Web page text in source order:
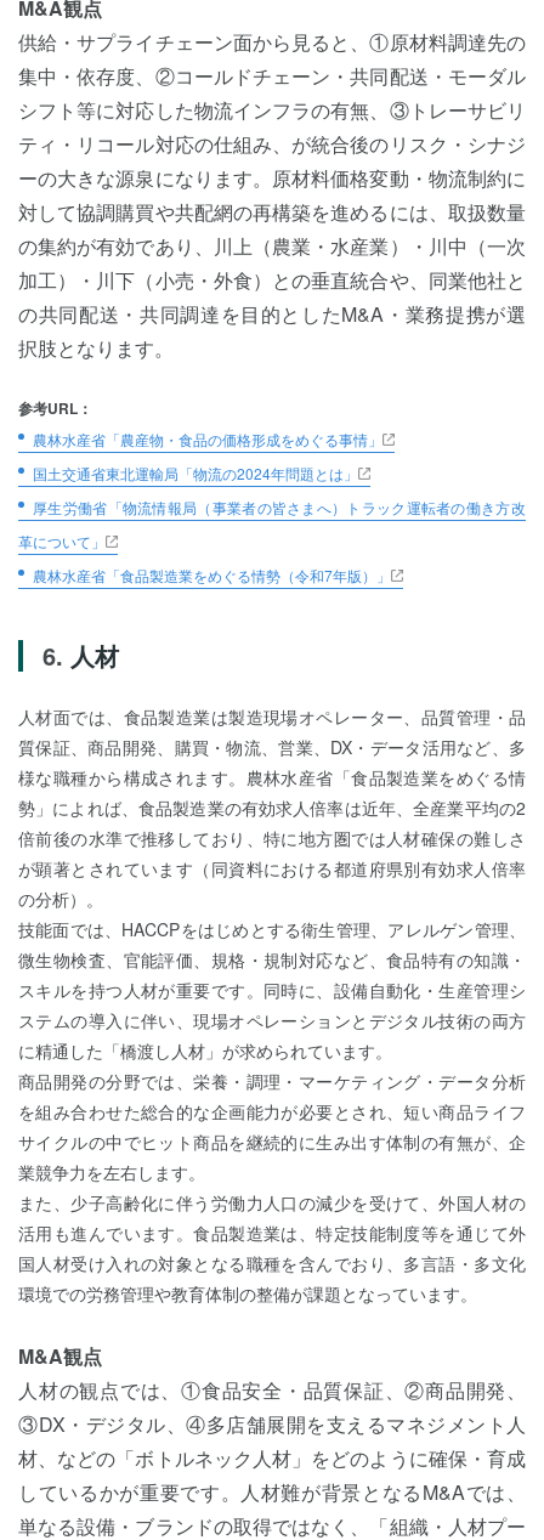
M&A観点
供給・サプライチェーン面から見ると、①原材料調達先の
集中・依存度、②コールドチェーン・共同配送・モーダル
シフト等に対応した物流インフラの有無、③トレーサビリ
ティ・リコール対応の仕組み、が統合後のリスク・シナジ
ーの大きな源泉になります。原材料価格変動・物流制約に
対して協調購買や共配網の再構築を進めるには、取扱数量
の集約が有効であり、川上（農業・水産業）・川中（一次
加工）・川下（小売・外食）との垂直統合や、同業他社と
の共同配送・共同調達を目的としたM&A・業務提携が選
択肢となります。
参考URL：
農林水産省「農産物・食品の価格形成をめぐる事情」
国土交通省東北運輸局「物流の2024年問題とは」
厚生労働省「物流情報局（事業者の皆さまへ）トラック運転者の働き方改
革について」
農林水産省「食品製造業をめぐる情勢（令和7年版）」
人材
人材面では、食品製造業は製造現場オペレーター、品質管理・品
質保証、商品開発、購買・物流、営業、DX・データ活用など、多
様な職種から構成されます。農林水産省「食品製造業をめぐる情
勢」によれば、食品製造業の有効求人倍率は近年、全産業平均の2
倍前後の水準で推移しており、特に地方圏では人材確保の難しさ
が顕著とされています（同資料における都道府県別有効求人倍率
の分析）。
技能面では、HACCPをはじめとする衛生管理、アレルゲン管理、
微生物検査、官能評価、規格・規制対応など、食品特有の知識・
スキルを持つ人材が重要です。同時に、設備自動化・生産管理シ
ステムの導入に伴い、現場オペレーションとデジタル技術の両方
に精通した「橋渡し人材」が求められています。
商品開発の分野では、栄養・調理・マーケティング・データ分析
を組み合わせた総合的な企画能力が必要とされ、短い商品ライフ
サイクルの中でヒット商品を継続的に生み出す体制の有無が、企
業競争力を左右します。
また、少子高齢化に伴う労働力人口の減少を受けて、外国人材の
活用も進んでいます。食品製造業は、特定技能制度等を通じて外
国人材受け入れの対象となる職種を含んでおり、多言語・多文化
環境での労務管理や教育体制の整備が課題となっています。
M&A観点
人材の観点では、①食品安全・品質保証、②商品開発、
③DX・デジタル、④多店舗展開を支えるマネジメント人
材、などの「ボトルネック人材」をどのように確保・育成
しているかが重要です。人材難が背景となるM&Aでは、
単なる設備・ブランドの取得ではなく、「組織・人材プー